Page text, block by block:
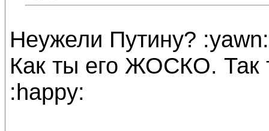
Неужели Путину? :yawn:
Как ты его ЖОСКО.
:happy: